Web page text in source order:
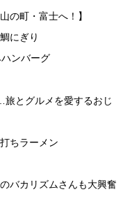
の町・富士へ！】
にぎり
ンバーグ
旅とグルメを愛するおじ
ちラーメン
バカリズムさんも大興奮